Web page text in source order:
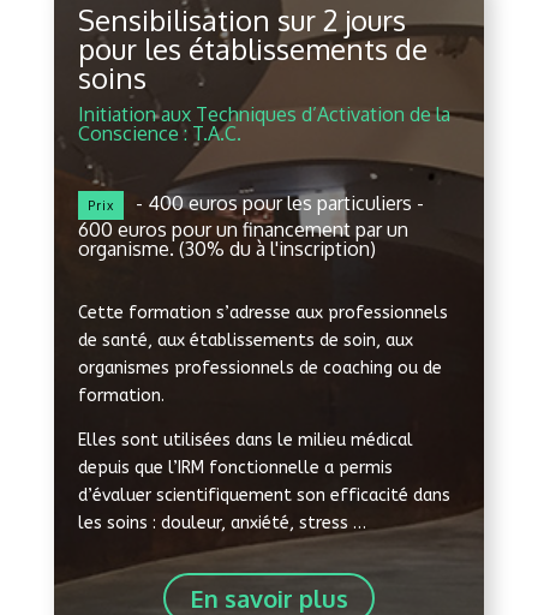
Sensibilisation sur 2 jours
pour les établissements de
soins
Initiation aux Techniques d’Activation de la
Conscience : T.A.C.
Prix
- 400 euros pour les particuliers -
600 euros pour un financement par un
organisme. (30% du à l'inscription)
Cette formation s’adresse aux professionnels
de santé, aux établissements de soin, aux
organismes professionnels de coaching ou de
formation.
Elles sont utilisées dans le milieu médical
depuis que l’IRM fonctionnelle a permis
d’évaluer scientifiquement son efficacité dans
les soins : douleur, anxiété, stress …
En savoir plus